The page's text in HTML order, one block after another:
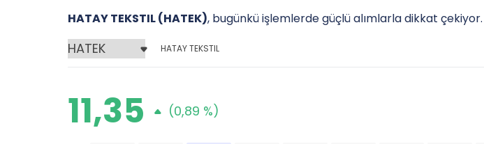
HATAY TEKSTIL (HATEK), bugünkü işlemlerde güçlü alımlarla dikkat çekiyor.
HATAY TEKSTIL
11,35 (0,89 %)